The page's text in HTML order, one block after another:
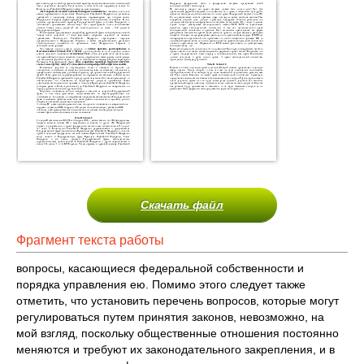
Скачать файл
Фрагмент текста работы
вопросы, касающиеся федеральной собственности и
порядка управления ею. Помимо этого следует также
отметить, что установить перечень вопросов, которые могут
регулироваться путем принятия законов, невозможно, на
мой взгляд, поскольку общественные отношения постоянно
меняются и требуют их законодательного закрепления, и в